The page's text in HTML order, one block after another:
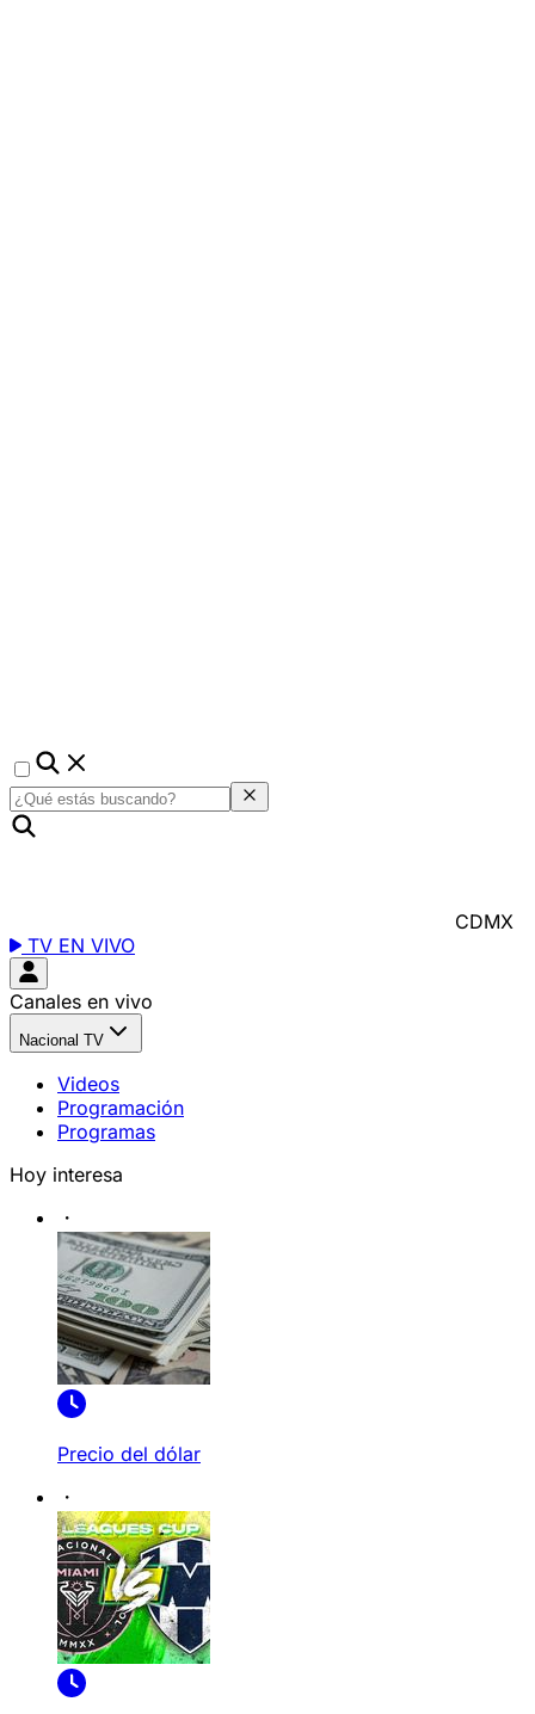
CDMX
TV EN VIVO
Canales en vivo
Nacional TV
Videos
Programación
Programas
Hoy interesa
Precio del dólar